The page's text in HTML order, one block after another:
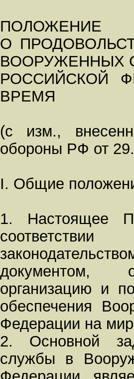
ПОЛОЖЕНИЕ
О
ВООРУЖЕННЫХ
РОССИЙСКОЙ
ВРЕМЯ
(с изм.,
обороны РФ от
I. Общие
1. Настоящее
документом,
организацию и
обеспечения
Федерации на
2. Основной
службы в